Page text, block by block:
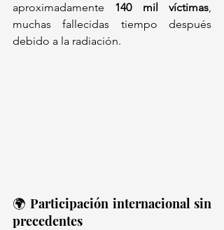
aproximadamente 140 mil víctimas,
muchas fallecidas tiempo después
debido a la radiación.
🌍 Participación internacional sin
precedentes